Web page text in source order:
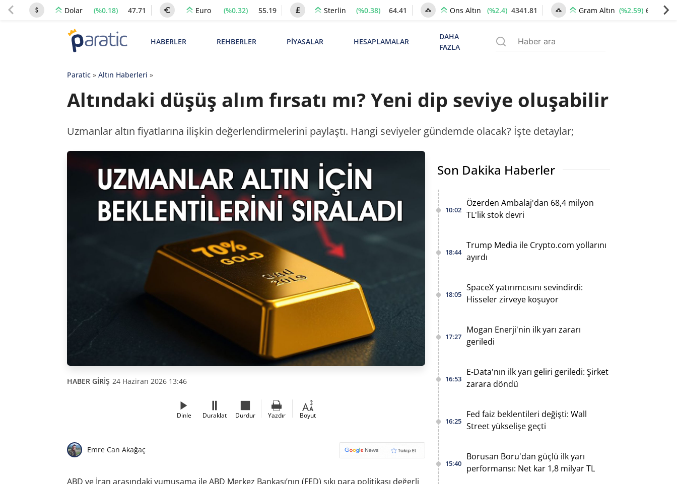
Dolar (%0.18) 47.71 Euro (%0.32) 55.19 Sterlin (%0.38) 64.41 Ons Altın (%2.4) 4341.81 Gram Altın (%2.59) 6660.55
HABERLER REHBERLER PİYASALAR HESAPLAMALAR
DAHA
FAZLA
Paratic» Altın Haberleri »
Altındaki düşüş alım fırsatı mı? Yeni dip seviye oluşabilir
Uzmanlar altın fiyatlarına ilişkin değerlendirmelerini paylaştı. Hangi seviyeler gündemde olacak? İşte detaylar;
HABER GİRİŞ 24 Haziran 2026 13:46
Dinle Duraklat Durdur Yazdır Boyut
Emre Can Akağaç
ABD ve İran arasındaki yumuşama ile ABD Merkez Bankası’nın (FED) sıkı para politikası değerli
Son Dakika Haberler
10:02
Özerden Ambalaj'dan 68,4 milyon
TL'lik stok devri
18:44
Trump Media ile Crypto.com yollarını
ayırdı
18:05
SpaceX yatırımcısını sevindirdi:
Hisseler zirveye koşuyor
17:27
Mogan Enerji'nin ilk yarı zararı
geriledi
16:53
E-Data'nın ilk yarı geliri geriledi: Şirket
zarara döndü
16:25
Fed faiz beklentileri değişti: Wall
Street yükselişe geçti
15:40
Borusan Boru'dan güçlü ilk yarı
performansı: Net kar 1,8 milyar TL